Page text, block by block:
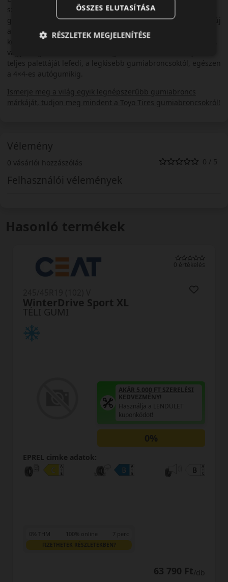
szerelésre. Több távol-keleti autómárka után már az európai
gyártók is előszeretettel kínálják TOYO gumiabroncsokkal az új
autóikat. A legelismertebb teszteken évről-évre a legjobbak
között szerepelnek a TOYO gumiabroncsok, legyen szó nyári-,
vagy téli gumiról. A TOYO autógumi kínálata a személyautók
teljes palettáját lefedi, a legkisebb gumiabroncsoktól, egészen
a 4×4-es autógumikig.
Ismerje meg a világ egyik legnépszerűbb gumiabroncs
márkáját, tudjon meg mindent a Toyo Tires gumiabroncsokról!
Vélemény
0 vásárlói hozzászólás 0 / 5
Felhasználói vélemények
Hasonló termékek
0 értékelés
TÉLI GUMI
WinterDrive Sport XL
AKÁR 5.000 FT SZERELÉSI
KEDVEZMÉNY!
Használja a LENDÜLET
kuponkódot!
0%
EPREL cimke adatok:
0% THM 100% online 7 perc
FIZETHETEK RÉSZLETEKBEN?
63 790 Ft/db
ÖSSZES ELUTASÍTÁSA
RÉSZLETEK MEGJELENÍTÉSE